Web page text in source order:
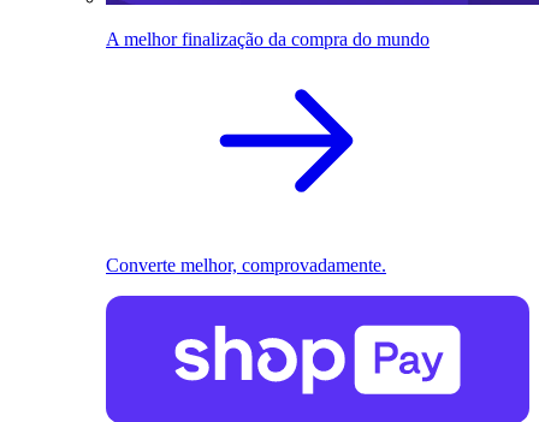
A melhor finalização da compra do mundo
Converte melhor, comprovadamente.